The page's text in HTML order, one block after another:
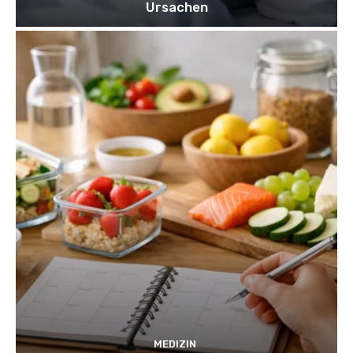
Ursachen
MEDIZIN